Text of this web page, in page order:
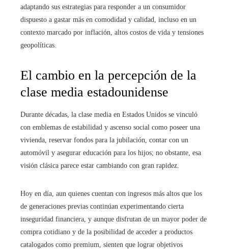
adaptando sus estrategias para responder a un consumidor
dispuesto a gastar más en comodidad y calidad, incluso en un
contexto marcado por inflación, altos costos de vida y tensiones
geopolíticas.
El cambio en la percepción de la
clase media estadounidense
Durante décadas, la clase media en Estados Unidos se vinculó
con emblemas de estabilidad y ascenso social como poseer una
vivienda, reservar fondos para la jubilación, contar con un
automóvil y asegurar educación para los hijos; no obstante, esa
visión clásica parece estar cambiando con gran rapidez.
Hoy en día, aun quienes cuentan con ingresos más altos que los
de generaciones previas continúan experimentando cierta
inseguridad financiera, y aunque disfrutan de un mayor poder de
compra cotidiano y de la posibilidad de acceder a productos
catalogados como premium, sienten que lograr objetivos